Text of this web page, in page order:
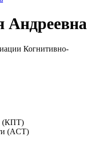
Андреевна
Когнитивно-
(КПТ)
(ACT)